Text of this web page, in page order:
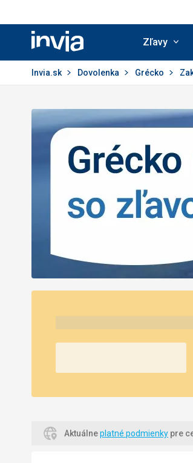
Invia.sk
Zľavy
Invia.sk Dovolenka Grécko
Aktuálneplatné podmienky pre